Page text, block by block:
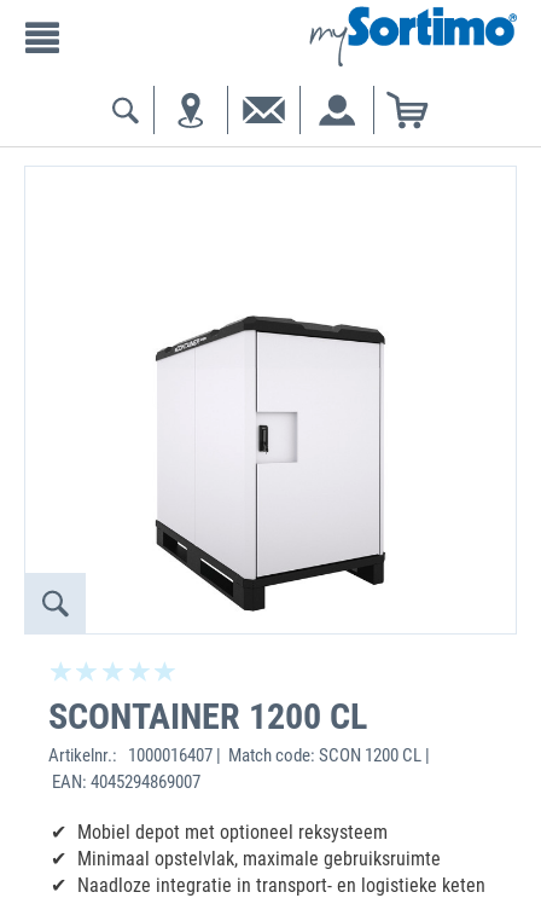
SCONTAINER 1200 CL
Artikelnr.:
1000016407 | Match code: SCON 1200 CL |
EAN: 4045294869007
Mobiel depot met optioneel reksysteem
Minimaal opstelvlak, maximale gebruiksruimte
Naadloze integratie in transport- en logistieke keten